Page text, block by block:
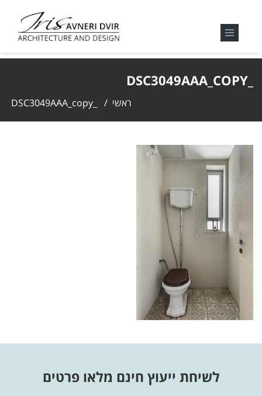
ראשי /
לשיחת ייעוץ חינם מלאו פרטים